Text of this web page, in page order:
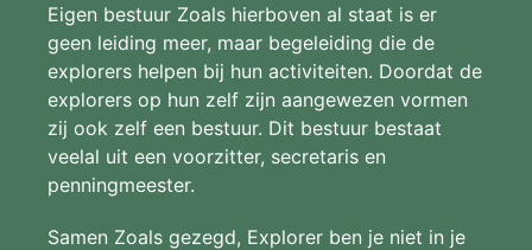
Eigen bestuur Zoals hierboven al staat is er
geen leiding meer, maar begeleiding die de
explorers helpen bij hun activiteiten. Doordat de
explorers op hun zelf zijn aangewezen vormen
zij ook zelf een bestuur. Dit bestuur bestaat
veelal uit een voorzitter, secretaris en
penningmeester.
Samen Zoals gezegd, Explorer ben je niet in je